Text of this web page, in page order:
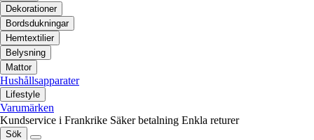
Dekorationer
Bordsdukningar
Hemtextilier
Belysning
Mattor
Hushållsapparater
Lifestyle
Varumärken
Kundservice i Frankrike Säker betalning Enkla returer
Sök